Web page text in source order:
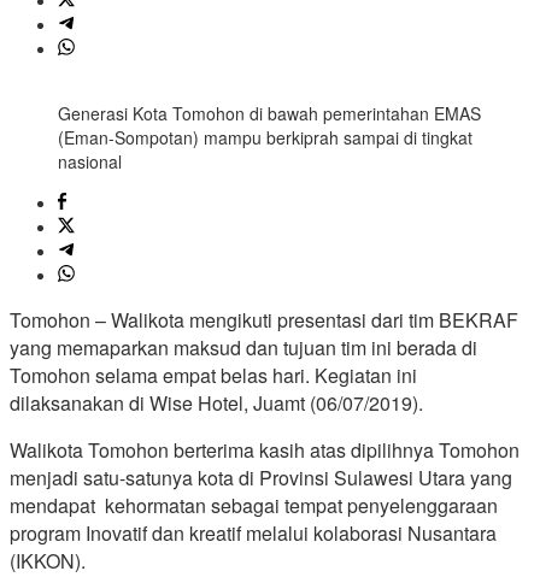
Generasi Kota Tomohon di bawah pemerintahan EMAS
(Eman-Sompotan) mampu berkiprah sampai di tingkat
nasional
Tomohon – Walikota mengikuti presentasi dari tim BEKRAF
yang memaparkan maksud dan tujuan tim ini berada di
Tomohon selama empat belas hari. Kegiatan ini
dilaksanakan di Wise Hotel, Juamt (06/07/2019).
Walikota Tomohon berterima kasih atas dipilihnya Tomohon
menjadi satu-satunya kota di Provinsi Sulawesi Utara yang
mendapat kehormatan sebagai tempat penyelenggaraan
program Inovatif dan kreatif melalui kolaborasi Nusantara
(IKKON).